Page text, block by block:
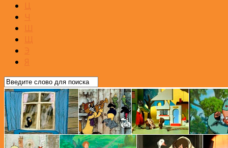
Ц
Ч
Ш
Щ
Э
Я